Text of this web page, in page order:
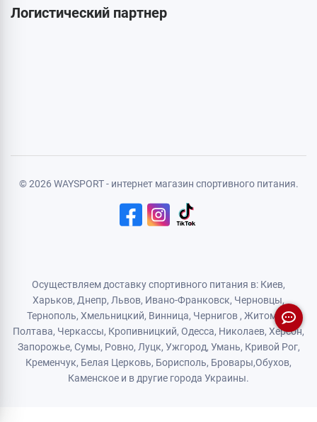
Карта сайта
Логистический партнер
© 2026 WAYSPORT - интернет магазин спортивного питания.